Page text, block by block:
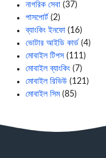
নাগরিক সেবা (37)
পাসপোর্ট (2)
ব্যাংকিং ইনফো (16)
ভোটার আইডি কার্ড (4)
মোবাইল টিপস (111)
মোবাইল ব্যাংকিং (7)
মোবাইল রিভিউ (121)
মোবাইল সিম(85)